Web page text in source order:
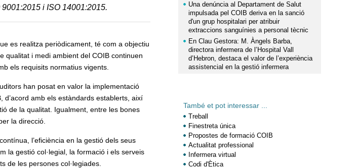
i ISO 14001:2015.
es realitza periòdicament, té com a objectiu
qualitat i medi ambient del COIB continuen
els requisits normatius vigents.
han posat en valor la implementació
d’acord amb els estàndards establerts, així
de la qualitat. Igualment, entre les bones
la direcció.
l’eficiència en la gestió dels seus
la gestió col·legial, la formació i els serveis
de les persones col·legiades.
Una denúncia al Departament de Salut
impulsada pel COIB deriva en la sanció
d'un grup hospitalari per atribuir
extraccions sanguínies a personal tècnic
En Clau Gestora: M. Àngels Barba,
directora infermera de l’Hospital Vall
d’Hebron, destaca el valor de l’experiència
assistencial en la gestió infermera
També et pot interessar ...
Treball
Finestreta única
Propostes de formació COIB
Actualitat professional
Infermera virtual
Codi d'Ètica